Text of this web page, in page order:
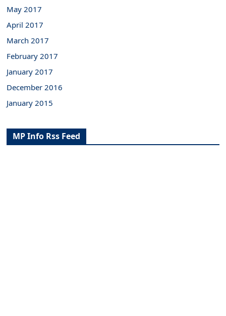
May 2017
April 2017
March 2017
February 2017
January 2017
December 2016
January 2015
MP Info Rss Feed